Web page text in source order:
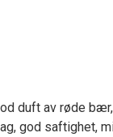
duft av røde
god saftighet,